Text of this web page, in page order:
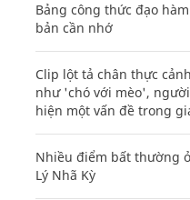
Bảng công thức đạo
bản cần nhớ
Clip lột tả chân thực
như 'chó với mèo',
hiện một vấn đề trong
Nhiều điểm bất thường
Lý Nhã Kỳ